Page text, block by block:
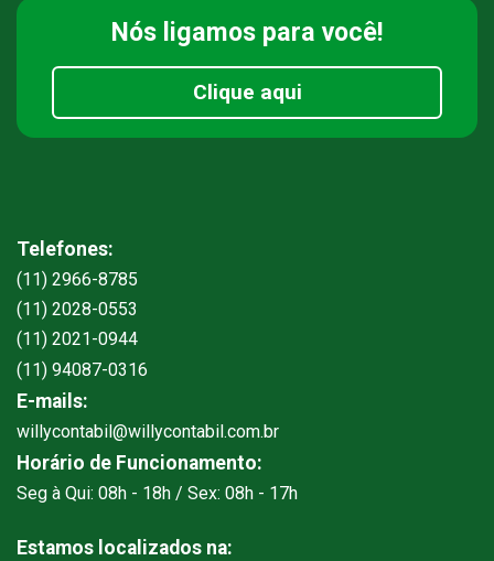
Nós ligamos para você!
Clique aqui
Telefones:
(11) 2966-8785
(11) 2028-0553
(11) 2021-0944
(11) 94087-0316
E-mails:
willycontabil@willycontabil.com.br
Horário de Funcionamento:
Seg à Qui: 08h - 18h / Sex: 08h - 17h
Estamos localizados na: